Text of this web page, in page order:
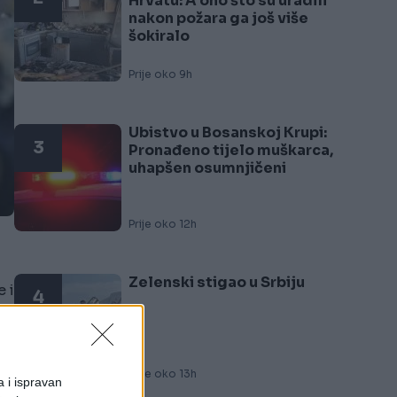
i ispravan
i
nakon požara ga još više
šokiralo
Prije oko 9h
3
Ubistvo u Bosanskoj Krupi:
Pronađeno tijelo muškarca,
uhapšen osumnjičeni
Prije oko 12h
4
Zelenski stigao u Srbiju
Prije oko 13h